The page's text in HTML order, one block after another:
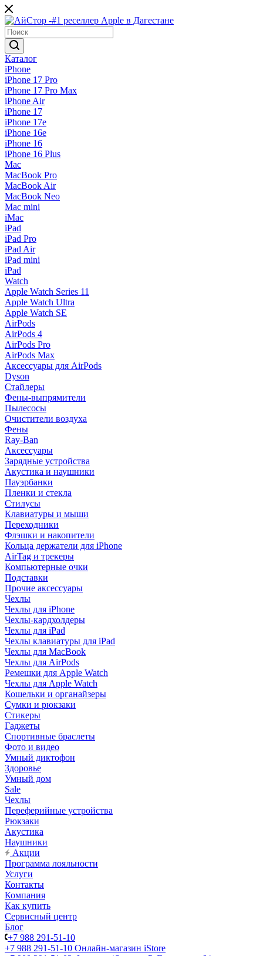
Каталог
iPhone
iPhone 17 Pro
iPhone 17 Pro Max
iPhone Air
iPhone 17
iPhone 17e
iPhone 16e
iPhone 16
iPhone 16 Plus
Mac
MacBook Pro
MacBook Air
MacBook Neo
Mac mini
iMac
iPad
iPad Pro
iPad Air
iPad mini
iPad
Watch
Apple Watch Series 11
Apple Watch Ultra
Apple Watch SE
AirPods
AirPods 4
AirPods Pro
AirPods Max
Аксессуары для AirPods
Dyson
Стайлеры
Фены-выпрямители
Пылесосы
Очистители воздуха
Фены
Ray-Ban
Аксессуары
Зарядные устройства
Акустика и наушники
Пауэрбанки
Пленки и стекла
Стилусы
Клавиатуры и мыши
Переходники
Флэшки и накопители
Кольца держатели для iPhone
AirTag и трекеры
Компьютерные очки
Подставки
Прочие аксессуары
Чехлы
Чехлы для iPhone
Чехлы-кардхолдеры
Чехлы для iPad
Чехлы клавиатуры для iPad
Чехлы для MacBook
Чехлы для AirPods
Ремешки для Apple Watch
Чехлы для Apple Watch
Кошельки и органайзеры
Сумки и рюкзаки
Стикеры
Гаджеты
Спортивные браслеты
Фото и видео
Умный диктофон
Здоровье
Умный дом
Sale
Чехлы
Переферийные устройства
Рюкзаки
Акустика
Наушники
Акции
Программа лояльности
Услуги
Контакты
Компания
Как купить
Сервисный центр
Блог
+7 988 291-51-10
+7 988 291-51-10 Онлайн-магазин iStore